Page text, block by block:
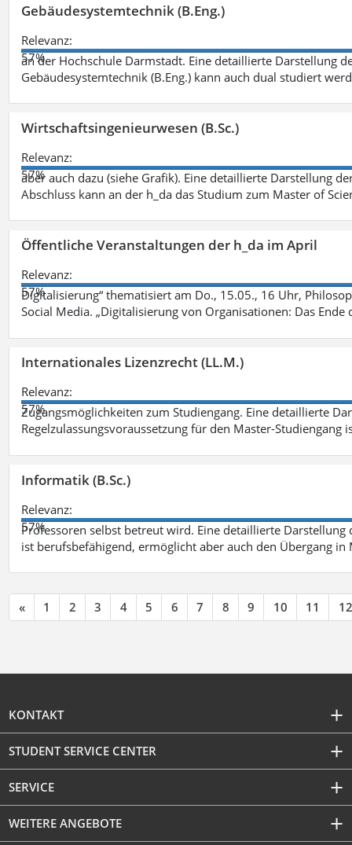
Gebäudesystemtechnik (B.Eng.)
Relevanz:
57%
an der Hochschule Darmstadt. Eine detaillierte Darstellung
Gebäudesystemtechnik (B.Eng.) kann auch dual studiert
Wirtschaftsingenieurwesen (B.Sc.)
Relevanz:
57%
aber auch dazu (siehe Grafik). Eine detaillierte Darstellung
Abschluss kann an der h_da das Studium zum Master of
Öffentliche Veranstaltungen der h_da im April
Relevanz:
57%
Digitalisierung“ thematisiert am Do., 15.05., 16 Uhr,
Social Media. „Digitalisierung von Organisationen: Das Ende
Internationales Lizenzrecht (LL.M.)
Relevanz:
57%
Zugangsmöglichkeiten zum Studiengang. Eine detaillierte
Regelzulassungsvoraussetzung für den Master-
Informatik (B.Sc.)
Relevanz:
57%
Professoren selbst betreut wird. Eine detaillierte
ist berufsbefähigend, ermöglicht aber auch den Übergang in
« 1 2 3 4 5 6 7 8 9 10 11 12
KONTAKT
STUDENT SERVICE CENTER
SERVICE
WEITERE ANGEBOTE